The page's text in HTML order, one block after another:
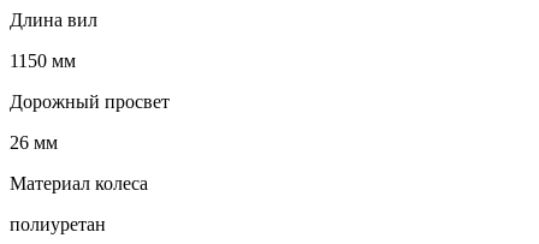
Длина вил
1150 мм
Дорожный просвет
26 мм
Материал колеса
полиуретан